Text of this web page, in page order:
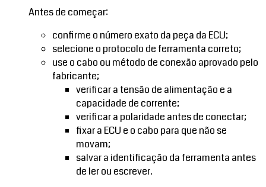
Antes de começar:
confirme o número exato da peça da ECU;
selecione o protocolo de ferramenta correto;
use o cabo ou método de conexão aprovado pelo
fabricante;
verificar a tensão de alimentação e a
capacidade de corrente;
verificar a polaridade antes de conectar;
fixar a ECU e o cabo para que não se
movam;
salvar a identificação da ferramenta antes
de ler ou escrever.